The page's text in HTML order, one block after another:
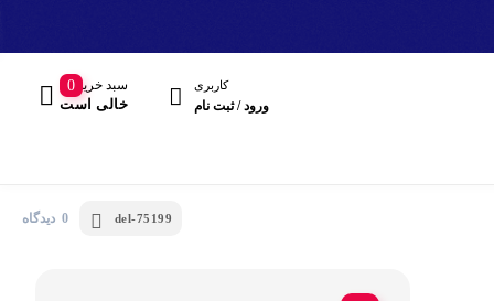
کاربری
ورود / ثبت نام
سبد خرید
خالی است
0
del-75199 0 دیدگاه